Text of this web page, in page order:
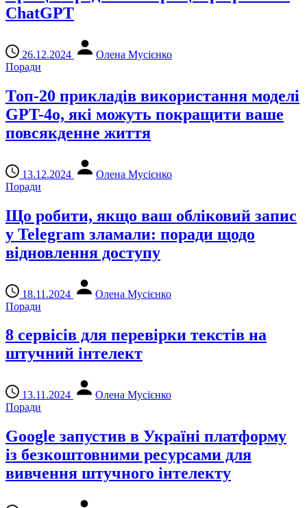
ChatGPT
26.12.2024
Олена Мусієнко
Поради
Топ-20 прикладів використання моделі
GPT-4o, які можуть покращити ваше
повсякденне життя
13.12.2024
Олена Мусієнко
Поради
Що робити, якщо ваш обліковий запис
у Telegram зламали: поради щодо
відновлення доступу
18.11.2024
Олена Мусієнко
Поради
8 сервісів для перевірки текстів на
штучний інтелект
13.11.2024
Олена Мусієнко
Поради
Google запустив в Україні платформу
із безкоштовними ресурсами для
вивчення штучного інтелекту